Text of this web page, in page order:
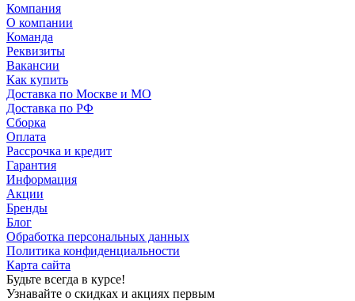
Компания
О компании
Команда
Реквизиты
Вакансии
Как купить
Доставка по Москве и МО
Доставка по РФ
Сборка
Оплата
Рассрочка и кредит
Гарантия
Информация
Акции
Бренды
Блог
Обработка персональных данных
Политика конфиденциальности
Карта сайта
Будьте всегда в курсе!
Узнавайте о скидках и акциях первым